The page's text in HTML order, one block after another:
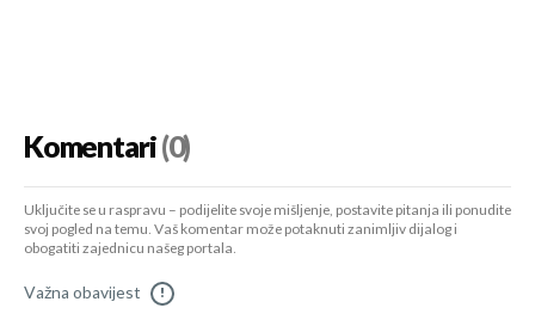
Komentari(0)
Uključite se u raspravu – podijelite svoje mišljenje, postavite pitanja ili ponudite
svoj pogled na temu. Vaš komentar može potaknuti zanimljiv dijalog i
obogatiti zajednicu našeg portala.
Važna obavijest !